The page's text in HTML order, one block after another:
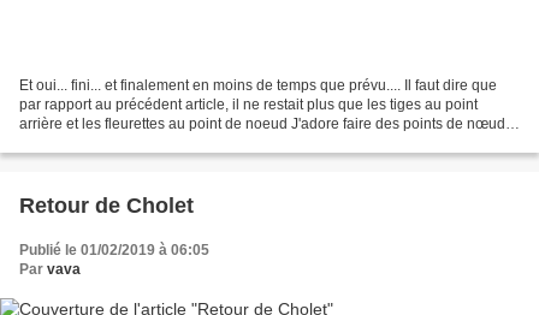
Et oui... fini... et finalement en moins de temps que prévu.... Il faut dire que
par rapport au précédent article, il ne restait plus que les tiges au point
arrière et les fleurettes au point de noeud J'adore faire des points de nœud
Retour de Cholet
Publié le 01/02/2019 à 06:05
Par vava